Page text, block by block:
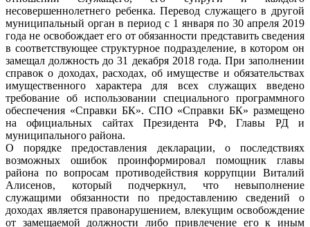
несовершеннолетнего ребенка. Перевод служащего в другой
муниципальный орган в период с 1 января по 30 апреля 2019
года не освобождает его от обязанности представить сведения
в соответствующее структурное подразделение, в котором он
замещал должность до 31 декабря 2018 года. При заполнении
справок о доходах, расходах, об имуществе и обязательствах
имущественного характера для всех служащих введено
требование об использовании специального программного
обеспечения «Справки БК». СПО «Справки БК» размещено
на официальных сайтах Президента РФ, Главы РД и
муниципального района.
О порядке предоставления декларации, о последствиях
возможных ошибок проинформировал помощник главы
района по вопросам противодействия коррупции Виталий
Алисенов, который подчеркнул, что невыполнение
служащими обязанности по предоставлению сведений о
доходах является правонарушением, влекущим освобождение
от замещаемой должности либо привлечение его к иным